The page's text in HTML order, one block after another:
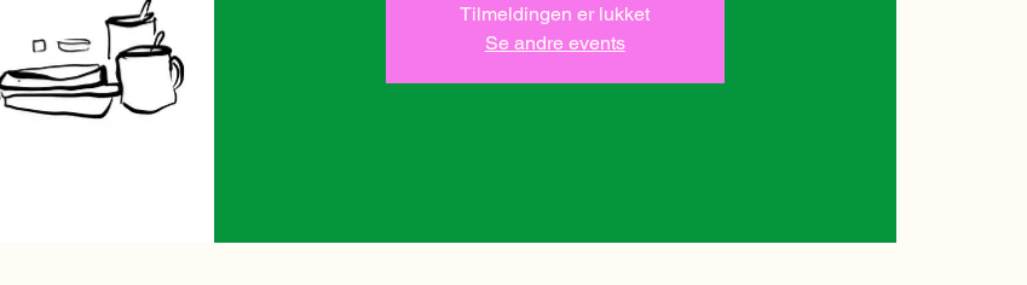
Tilmeldingen er lukket
Se andre events